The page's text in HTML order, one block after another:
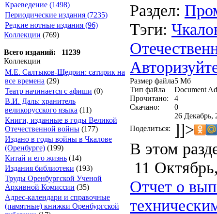
Краеведение (1498)
Периодические издания (7235)
Редкие нотные издания (96)
Коллекции (769)
Всего изданий: 11239
Коллекции
М.Е. Салтыков-Щедрин: сатирик на
все времена (29)
Театр начинается с афиши (0)
В.И. Даль: хранитель
великорусского языка (11)
Книги, изданные в годы Великой
Отечественной войны (177)
Издано в годы войны в Чкалове
(Оренбурге) (199)
Китай и его жизнь (14)
Издания библиотеки (193)
Труды Оренбургской Ученой
Архивной Комиссии (35)
Адрес-календари и справочные
(памятные) книжки Оренбургской
Раздел:
Тэги:
Размер файла5 Мб
Тип файла
Document
Прочитано:
4
Скачано:
0
26 Декабрь,
Поделиться: ]]>
В этом
11
Отчет о